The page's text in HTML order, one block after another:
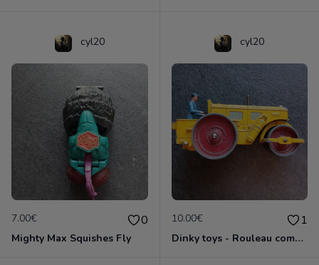
cyl20
7.00€ 0
Mighty Max Squishes Fly
cyl20
10.00€ 1
Dinky toys - Rouleau compresseur - Richier 90A